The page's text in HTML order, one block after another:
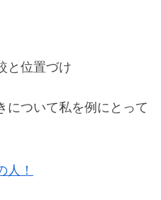
と位置づけ
について私を例にとって
人！